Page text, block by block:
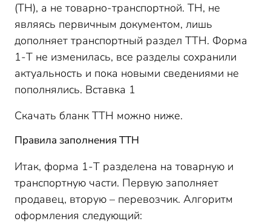
(ТН), а не товарно-транспортной. ТН, не
являясь первичным документом, лишь
дополняет транспортный раздел ТТН. Форма
1-Т не изменилась, все разделы сохранили
актуальность и пока новыми сведениями не
пополнялись. Вставка 1
Скачать бланк ТТН можно ниже.
Правила заполнения ТТН
Итак, форма 1-Т разделена на товарную и
транспортную части. Первую заполняет
продавец, вторую – перевозчик. Алгоритм
оформления следующий: